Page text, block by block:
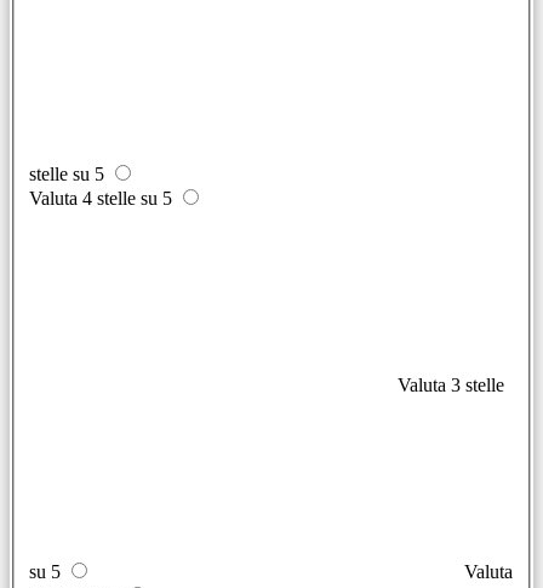
stelle su 5
Valuta 4 stelle su 5
Valuta 3 stelle
su 5
Valuta